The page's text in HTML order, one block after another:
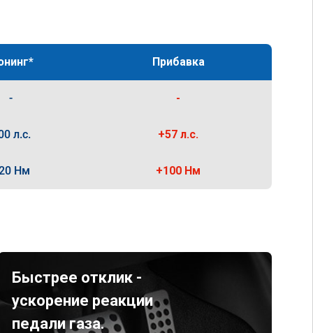
Прибавка
- -
л.с. +57 л.с.
Нм +100 Нм
Быстрее отклик -
ускорение реакции
педали газа.